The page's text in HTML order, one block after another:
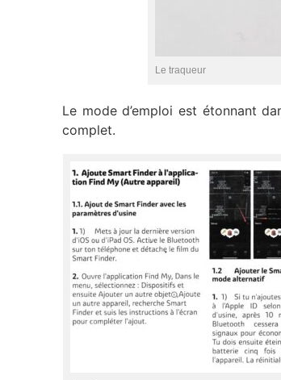
Le traqueur
Le mode d’emploi est étonnant
complet.